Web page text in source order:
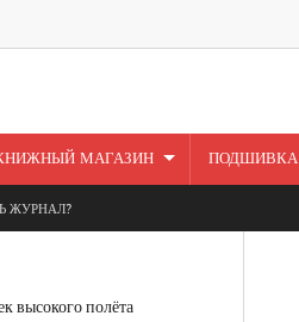
МАГАЗИН ПОДШИВКА
ЖУРНАЛ?
высокого полёта